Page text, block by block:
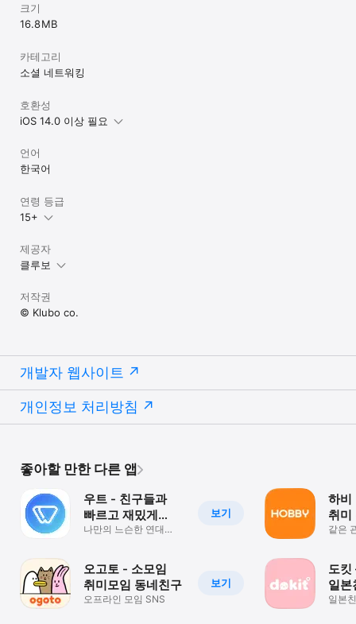
[초대하기]
지금 바로 내 친구들과 주변 사람을 초대하여 동호회, 취미생활,
[클루보 카테고리]
운동,스포츠,골프,농구,다이어트,당구,포켓볼,러닝,자전거,배구,
스케이트,인라인,스키,보드,승마,야구,사격,양궁,요가,필라테스,유도,
검도,펜신,축구,풋살,족구,클라이밍,탁구,태권도,합기도,테니스,
심리학,역사,독서,작문,글쓰기,철학업무,직종,외국,언어,문화,공연,
고궁,문화재탐방,공연,연극,뮤지컬,오페라,연기,공연제작,영화,
합주,인디음악,일레트로닉,작사,작곡,재즈,찬양,CCM,클래식,
기타악기,패션,뷰티,공예,만들기,미술,그림,글씨,캘리그라피,키덜트,
콘솔게임,기타게임,오락,요리,제조,한식,중식,일식,양식,제과,제빵,
디저트,주류,기타제조,반려동물,자유주제,금융,보험,스터디,스피치,
모임 앱,동호회 모임 일정,취미 공유 플랫폼,주변 모임 찾기,소셜
동호회 네트워크,동네 친구 모임,관심사 공유 앱,지역 모임 커뮤니티,
동네 소모임 검색,모임 주최 앱,친구 사귀기 어플,공동 취미 활동,
이웃 만나기,모임 참가 어플,동호회 멤버쉽 앱,동네 취미 공유 플랫폼
크기
16.8 MB
카테고리
소셜 네트워킹
호환성
iOS 14.0 이상 필요
언어
한국어
연령 등급
15+
제공자
클루보
저작권
© Klubo co.
개발자 웹사이트
개인정보 처리방침
좋아할 만한 다른 앱
보기
우트 - 친구들과
빠르고 재밌게
모이기
나만의 느슨한 연대
보기
오고토 - 소모임
취미모임 동네친구
오프라인 모임 SNS
하
취미
같은
도킷
일본
일본
일본